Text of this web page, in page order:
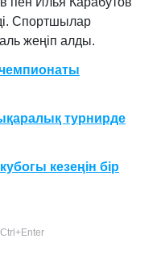
Спортшылар
жеңіп алды.
чемпионаты
турнирде
кезеңін бір